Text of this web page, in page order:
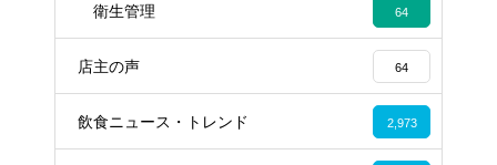
衛生管理 64
店主の声 64
飲食ニュース・トレンド 2,973